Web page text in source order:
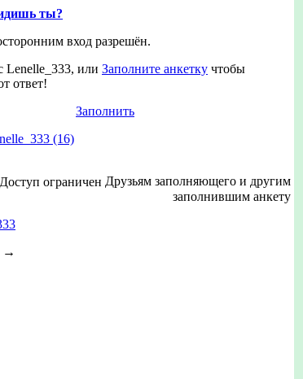
ты?
вход разрешён.
Lenelle_333, или Заполните анкетку чтобы
ответ!
Заполнить
(16)
Друзьям заполняющего и другим
заполнившим анкету
→